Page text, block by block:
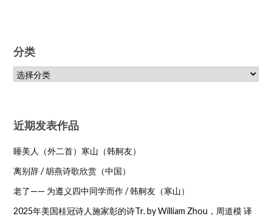
分类
近期发表作品
睡美人（外二首）寒山（韩舸友）
离别辞 / 胡燕诗歌欣赏（中国）
老了—— 为遵义四中同学而作 / 韩舸友（寒山）
2025年美国桂冠诗人施家彰的诗Tr. by William Zhou，周道模 译